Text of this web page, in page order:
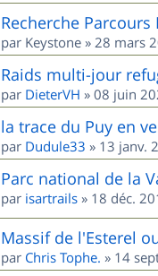
Recherche
par Keystone » 28 mars
Raids multi-jour
par DieterVH » 08 juin
la trace du Puy en
par Dudule33 » 13 janv.
Parc national de la
par isartrails » 18 déc.
Massif de l'Esterel
par Chris Tophe. » 14